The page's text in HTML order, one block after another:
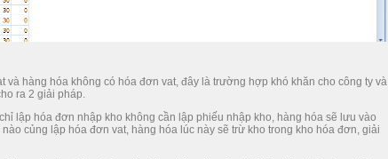
hàng hóa không có hóa đơn vat, đây là trường hợp khó khăn cho công ty và
ra 2 giải pháp.
lập hóa đơn nhập kho không cần lập phiếu nhập kho, hàng hóa sẽ lưu vào
củng lập hóa đơn vat, hàng hóa lúc này sẽ trừ kho trong kho hóa đơn, giải